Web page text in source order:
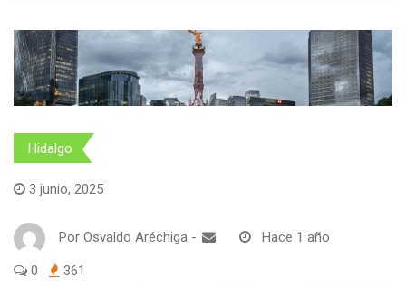
Hidalgo
3 junio, 2025
Por Osvaldo Aréchiga - Hace 1 año
0 361